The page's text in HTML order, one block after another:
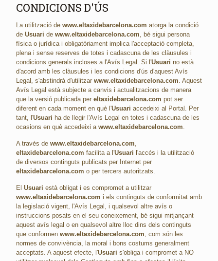
CONDICIONS D'ÚS
La utilització de www.eltaxidebarcelona.com atorga la condició
de Usuari de www.eltaxidebarcelona.com, bé sigui persona
física o jurídica i obligatòriament implica l'acceptació completa,
plena i sense reserves de totes i cadascuna de les clàusules i
condicions generals incloses a l'Avís Legal. Si l'Usuari no està
d'acord amb les clàusules i les condicions d'ús d'aquest Avís
Legal, s'abstindrà d'utilitzar www.eltaxidebarcelona.com. Aquest
Avís Legal està subjecte a canvis i actualitzacions de manera
que la versió publicada per eltaxidebarcelona.com pot ser
diferent en cada moment en què l'Usuari accedeixi al Portal. Per
tant, l'Usuari ha de llegir l'Avís Legal en totes i cadascuna de les
ocasions en què accedeixi a www.eltaxidebarcelona.com.
A través de www.eltaxidebarcelona.com,
eltaxidebarcelona.com facilita a l'Usuari l'accés i la utilització
de diversos continguts publicats per Internet per
eltaxidebarcelona.com o per tercers autoritzats.
El Usuari està obligat i es compromet a utilitzar
www.eltaxidebarcelona.com i els continguts de conformitat amb
la legislació vigent, l'Avís Legal, i qualsevol altre avís o
instruccions posats en el seu coneixement, bé sigui mitjançant
aquest avís legal o en qualsevol altre lloc dins dels continguts
que conformen www.eltaxidebarcelona.com, com són les
normes de convivència, la moral i bons costums generalment
acceptats. A aquest efecte, l'Usuari s'obliga i compromet a NO